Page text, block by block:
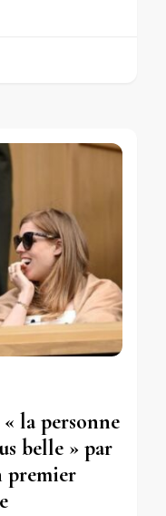
la personne
belle » par
premier